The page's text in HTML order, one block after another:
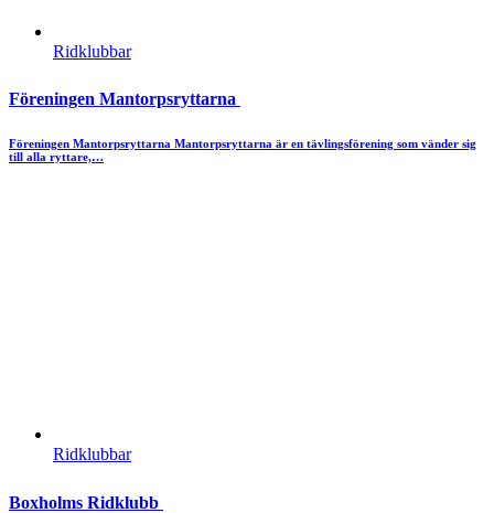
Ridklubbar
Föreningen Mantorpsryttarna
Föreningen Mantorpsryttarna Mantorpsryttarna är en tävlingsförening som vänder sig
till alla ryttare,…
Ridklubbar
Boxholms Ridklubb